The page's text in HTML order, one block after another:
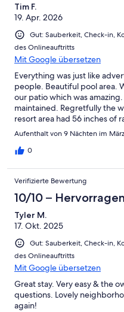
Tim F.
19. Apr. 2026
Gut: Sauberkeit, Check-in,
des Onlineauftritts
Mit Google übersetzen
Everything was just like
people. Beautiful pool area.
our patio which was
maintained. Regretfully the
resort area had 56 inches of
Nature will be more
Aufenthalt von 9 Nächten im
0
Verifizierte Bewertung
10/10 –
Tyler M.
17. Okt. 2025
Gut: Sauberkeit, Check-in,
des Onlineauftritts
Mit Google übersetzen
Great stay. Very easy & the
questions. Lovely
again!